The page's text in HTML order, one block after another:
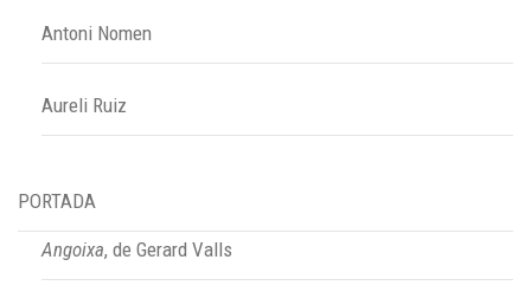
Antoni Nomen
Aureli Ruiz
PORTADA
Angoixa, de Gerard Valls